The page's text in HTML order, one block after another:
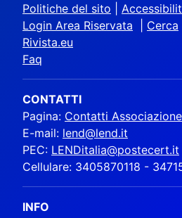
Politiche del sito
Login Area Riservata
Cerca
Rivista.eu
Faq
CONTATTI
Pagina: Contatti Associazione
E-mail: lend@lend.it
PEC: LENDitalia@postecert.it
Cellulare: 3405870118 -
INFO